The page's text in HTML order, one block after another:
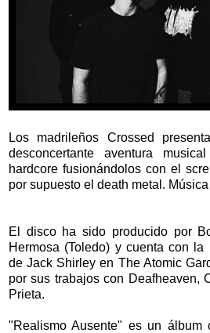
Los madrileños Crossed
desconcertante aventura
hardcore fusionándolos con el
por supuesto el death metal.
El disco ha sido producido por
Hermosa (Toledo) y cuenta con la
de Jack Shirley en The Atomic
por sus trabajos con Deafheaven,
Prieta.
"Realismo Ausente" es un álbum